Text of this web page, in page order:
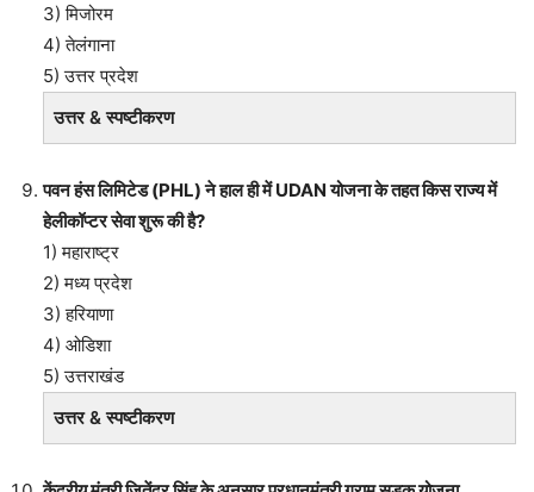
3) मिजोरम
4) तेलंगाना
5) उत्तर प्रदेश
उत्तर & स्पष्टीकरण
पवन हंस लिमिटेड (PHL) ने हाल ही में UDAN योजना के तहत किस राज्य में
हेलीकॉप्टर सेवा शुरू की है?
1) महाराष्ट्र
2) मध्य प्रदेश
3) हरियाणा
4) ओडिशा
5) उत्तराखंड
उत्तर & स्पष्टीकरण